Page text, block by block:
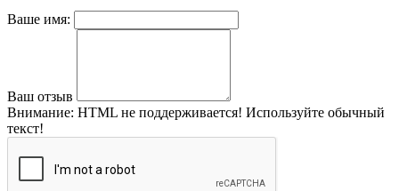
Ваше имя:
Ваш отзыв
Внимание: HTML не поддерживается! Используйте обычный
текст!